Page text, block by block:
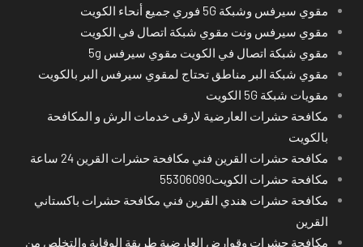
مقوي سيرفس وشبكة 5G فوري جميع أنحاء الكويت
مقوي سيرفس ونت مقوي شبكة اتصال في الكويت
مقوي شبكة اتصال في الكويت مقوي سيرفس 5g
مقوي شبكة البر مناطق تحتاج لمقوي سيرفس البر بالكويت
مقويات شبكة 5G الكويت
مكافحة حشرات العارضية لارقى خدمات الرش و المكافحة
بالكويت
مكافحة حشرات القرين فني مكافحة حشرات القرين 24 ساعة
مكافحة حشرات الكويت55306090
مكافحة حشرات هندي القرين فني مكافحة حشرات باكستاني
القرين
مكافحة حشرات وقوارض العارضية طريقة الوقاية والتخلص من